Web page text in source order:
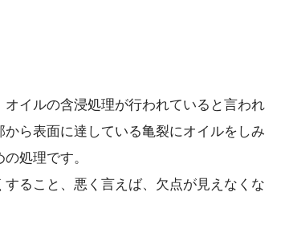
イルの含浸処理が行われていると言われ
ら表面に達している亀裂にオイルをしみ
処理です。
ること、悪く言えば、欠点が見えなくな